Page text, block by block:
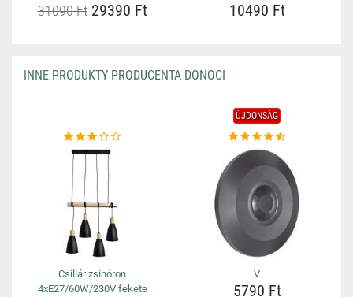
31090 Ft29390 Ft 10490 Ft
INNE PRODUKTY PRODUCENTA DONOCI
Csillár zsinóron
4xE27/60W/230V fekete
ÚJDONSÁG
V
5790 Ft